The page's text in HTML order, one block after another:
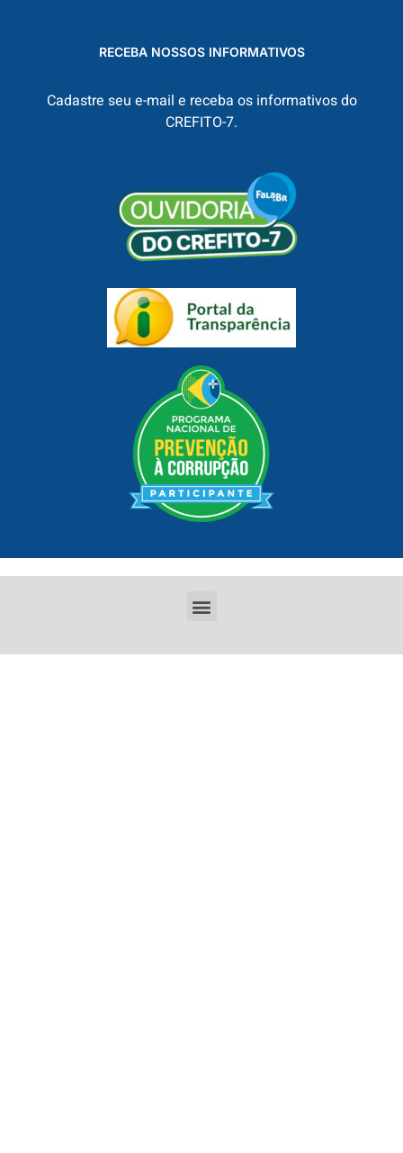
RECEBA NOSSOS INFORMATIVOS
Cadastre seu e-mail e receba os informativos do
CREFITO-7.